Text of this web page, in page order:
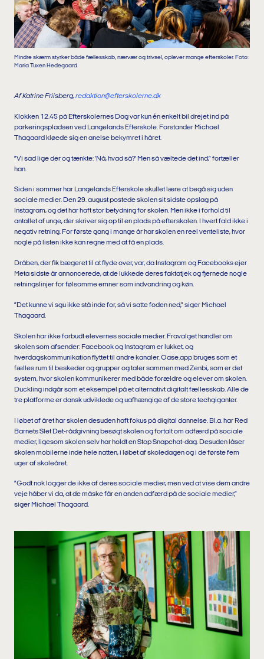
Mindre skærm styrker både fællesskab, nærvær og trivsel, oplever mange efterskoler. Foto:
Maria Tuxen Hedegaard
Af Katrine Friisberg,redaktion@efterskolerne.dk
Klokken 12.45 på Efterskolernes Dag var kun én enkelt bil drejet ind på
parkeringspladsen ved Langelands Efterskole. Forstander Michael
Thagaard kløede sig en anelse bekymret i håret.
”Vi sad lige der og tænkte: ’Nå, hvad så?’ Men så væltede det ind,” fortæller
han.
Siden i sommer har Langelands Efterskole skullet lære at begå sig uden
sociale medier. Den 29. august postede skolen sit sidste opslag på
Instagram, og det har haft stor betydning for skolen. Men ikke i forhold til
antallet af unge, der skriver sig op til en plads på efterskolen. I hvert fald ikke i
negativ retning. For første gang i mange år har skolen en reel venteliste, hvor
nogle på listen ikke kan regne med at få en plads.
Dråben, der fik bægeret til at flyde over, var, da Instagram og Facebooks ejer
Meta sidste år annoncerede, at de lukkede deres faktatjek og fjernede nogle
retningslinjer for følsomme emner som indvandring og køn.
”Det kunne vi sgu ikke stå inde for, så vi satte foden ned,” siger Michael
Thagaard.
Skolen har ikke forbudt elevernes sociale medier. Fravalget handler om
skolen som afsender: Facebook og Instagram er lukket, og
hverdagskommunikation flyttet til andre kanaler. Oase.app bruges som et
fælles rum til beskeder og grupper og taler sammen med Zenbi, som er det
system, hvor skolen kommunikerer med både forældre og elever om skolen.
Duckling indgår som et eksempel på et alternativt digitalt fællesskab. Alle de
tre platforme er dansk udviklede og uafhængige af de store techgiganter.
I løbet af året har skolen desuden haft fokus på digital dannelse. Bl.a. har Red
Barnets Slet Det-rådgivning besøgt skolen og fortalt om adfærd på sociale
medier, ligesom skolen selv har holdt en Stop Snapchat-dag. Desuden låser
skolen mobilerne inde hele natten, i løbet af skoledagen og i de første fem
uger af skoleåret.
”Godt nok logger de ikke af deres sociale medier, men ved at vise dem andre
veje håber vi da, at de måske får en anden adfærd på de sociale medier,”
siger Michael Thagaard.